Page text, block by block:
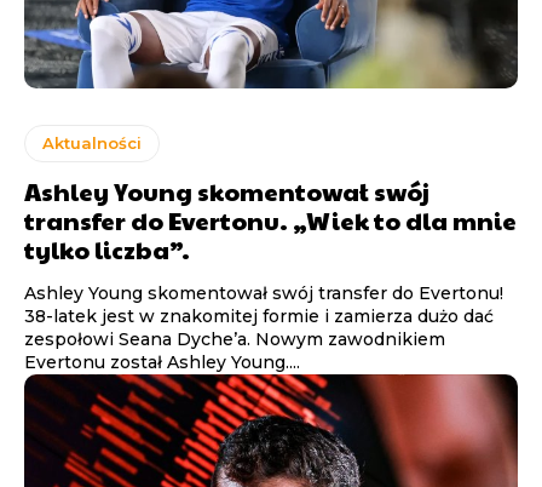
Aktualności
Ashley Young skomentował swój
transfer do Evertonu. „Wiek to dla mnie
tylko liczba”.
Ashley Young skomentował swój transfer do Evertonu!
38-latek jest w znakomitej formie i zamierza dużo dać
zespołowi Seana Dyche’a. Nowym zawodnikiem
Evertonu został Ashley Young....